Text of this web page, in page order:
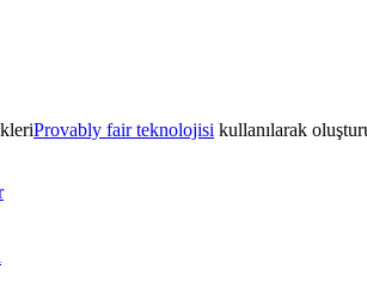
Provably fair teknolojisi kullanılarak